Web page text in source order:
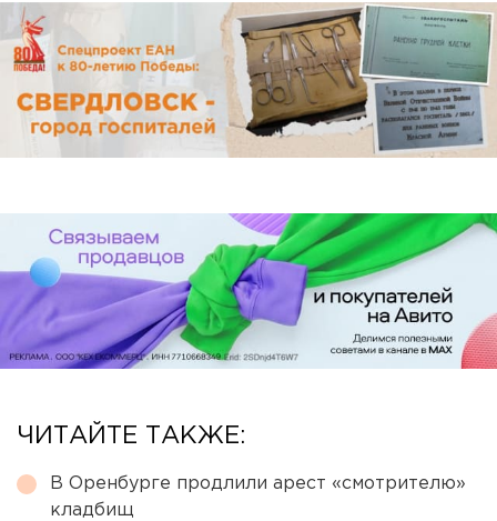
ЧИТАЙТЕ ТАКЖЕ:
В Оренбурге продлили арест «смотрителю»
кладбищ